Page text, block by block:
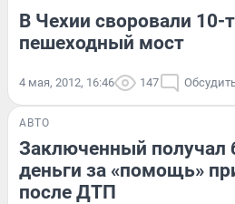
В Чехии своровали 10-
пешеходный мост
4 мая, 2012, 16:46 147
АВТО
Заключенный получал
деньги за «помощь»
после ДТП